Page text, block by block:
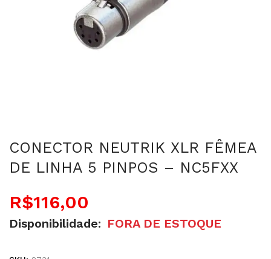
CONECTOR NEUTRIK XLR FÊMEA
DE LINHA 5 PINPOS – NC5FXX
R$116,00
Disponibilidade: FORA DE ESTOQUE